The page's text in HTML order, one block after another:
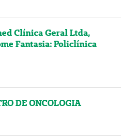
Clínica Geral Ltda,
Fantasia: Policlínica
DE ONCOLOGIA